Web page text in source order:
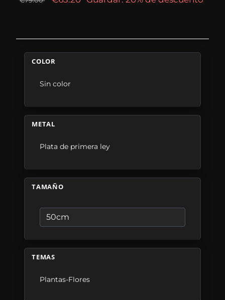
COLOR
Sin color
METAL
Plata de primera ley
TAMAÑO
TEMAS
Plantas-Flores